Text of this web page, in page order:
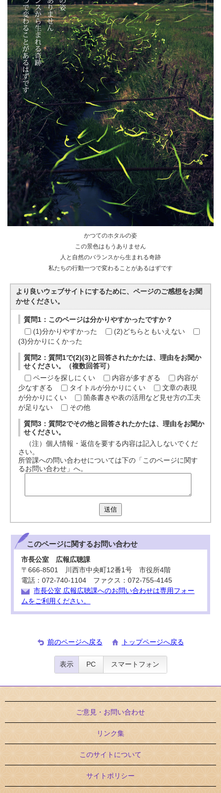
かつてのホタルの姿
この景色はもうありません
人と自然のバランスから生まれる奇跡
私たちの行動一つで変わることがあるはずです
より良いウェブサイトにするために、ページのご感想をお聞
かせください。
質問1：このページは分かりやすかったですか？
(1)分かりやすかった
(2)どちらともいえない
(3)分かりにくかった
質問2：質問1で(2)(3)と回答されたかたは、理由をお聞か
せください。（複数回答可）
ページを探しにくい
内容が多すぎる
内容が
少なすぎる
タイトルが分かりにくい
文章の表現
が分かりにくい
箇条書きや表の活用など見せ方の工夫
が足りない
その他
質問3：質問2でその他と回答されたかたは、理由をお聞か
せください。
（注）個人情報・返信を要する内容は記入しないでくだ
さい。
所管課への問い合わせについては下の「このページに関す
るお問い合わせ」へ。
送信
このページに関するお問い合わせ
市長公室 広報広聴課
〒666-8501 川西市中央町12番1号 市役所4階
電話：072-740-1104 ファクス：072-755-4145
市長公室 広報広聴課へのお問い合わせは専用フォー
ムをご利用ください。
前のページへ戻る トップページへ戻る
表示 PC スマートフォン
ご意見・お問い合わせ
リンク集
このサイトについて
サイトポリシー